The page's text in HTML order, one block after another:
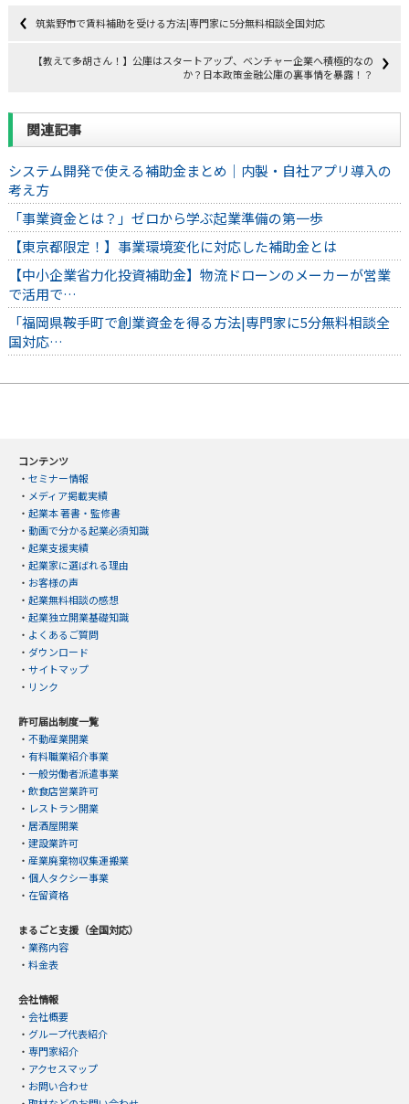
筑紫野市で賃料補助を受ける方法|専門家に5分無料相談全国対応
【教えて多胡さん！】公庫はスタートアップ、ベンチャー企業へ積極的なの
か？日本政策金融公庫の裏事情を暴露！？
関連記事
システム開発で使える補助金まとめ｜内製・自社アプリ導入の
考え方
「事業資金とは？」ゼロから学ぶ起業準備の第一歩
【東京都限定！】事業環境変化に対応した補助金とは
【中小企業省力化投資補助金】物流ドローンのメーカーが営業
で活用で…
「福岡県鞍手町で創業資金を得る方法|専門家に5分無料相談全
国対応…
コンテンツ
・ セミナー情報
・ メディア掲載実績
・ 起業本 著書・監修書
・ 動画で分かる起業必須知識
・ 起業支援実績
・ 起業家に選ばれる理由
・ お客様の声
・ 起業無料相談の感想
・ 起業独立開業基礎知識
・ よくあるご質問
・ ダウンロード
・ サイトマップ
・ リンク
許可届出制度一覧
・ 不動産業開業
・ 有料職業紹介事業
・ 一般労働者派遣事業
・ 飲食店営業許可
・ レストラン開業
・ 居酒屋開業
・ 建設業許可
・ 産業廃棄物収集運搬業
・ 個人タクシー事業
・ 在留資格
まるごと支援（全国対応）
・ 業務内容
・ 料金表
会社情報
・ 会社概要
・ グループ代表紹介
・ 専門家紹介
・ アクセスマップ
・ お問い合わせ